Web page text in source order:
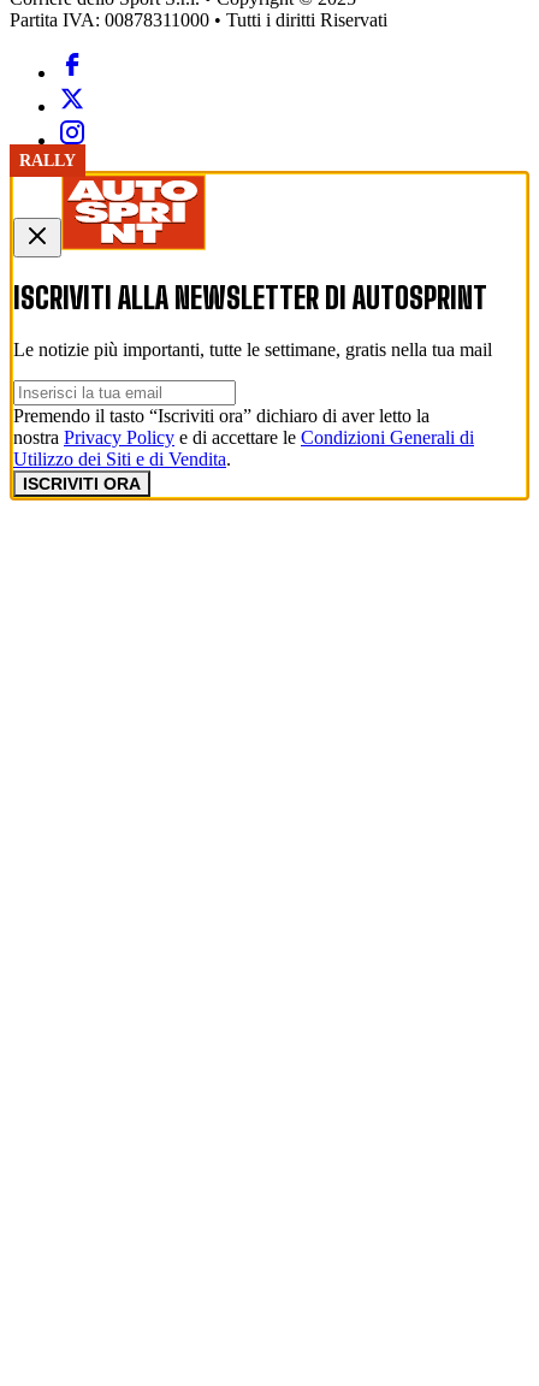
RALLY
RALLY
Partita IVA: 00878311000 • Tutti i diritti Riservati
ISCRIVITI ALLA NEWSLETTER DI AUTOSPRINT
Le notizie più importanti, tutte le settimane, gratis nella tua mail
Premendo il tasto “Iscriviti ora” dichiaro di aver letto la
nostra Privacy Policy e di accettare le Condizioni Generali di
Utilizzo dei Siti e di Vendita.
ISCRIVITI ORA